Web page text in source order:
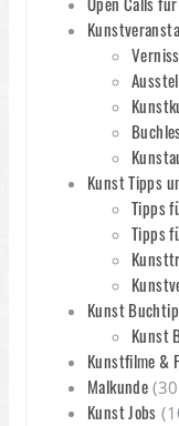
Kunst Tipps
Tipps
Tipps
Kunst
Kunst
Kunstfilme &
Malkunde
Kunst Jobs